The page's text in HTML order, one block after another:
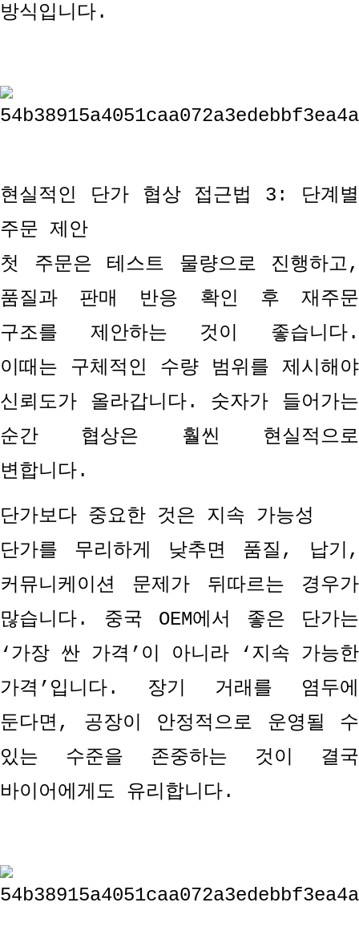
방식입니다.
현실적인 단가 협상 접근법 3: 단계별
주문 제안
첫 주문은 테스트 물량으로 진행하고,
품질과 판매 반응 확인 후 재주문
구조를 제안하는 것이 좋습니다.
이때는 구체적인 수량 범위를 제시해야
신뢰도가 올라갑니다. 숫자가 들어가는
순간 협상은 훨씬 현실적으로
변합니다.
단가보다 중요한 것은 지속 가능성
단가를 무리하게 낮추면 품질 , 납기 ,
커뮤니케이션 문제가 뒤따르는 경우가
많습니다. 중국 OEM에서 좋은 단가는
‘가장 싼 가격 ’ 이 아니라 ‘지속 가능한
가격 ’ 입니다. 장기 거래를 염두에
둔다면 , 공장이 안정적으로 운영될 수
있는 수준을 존중하는 것이 결국
바이어에게도 유리합니다.